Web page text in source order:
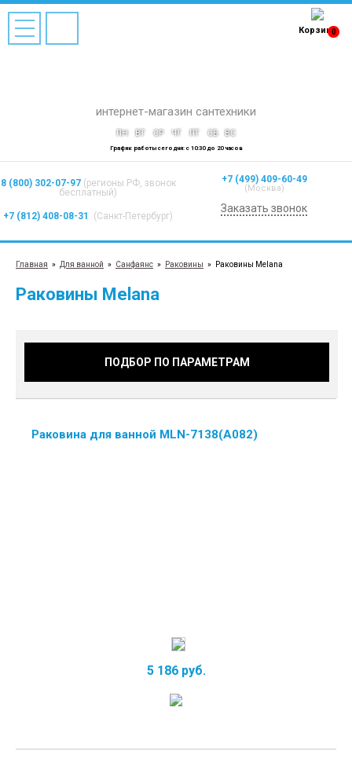
интернет-магазин сантехники
8 (800) 302-07-97 (регионы РФ, звонок
бесплатный)
+7 (499) 409-60-49
(Москва)
+7 (812) 408-08-31 (Санкт-Петербург)
Заказать звонок
ПН ВТ СР ЧТ ПТ СБ ВС
График работы сегодня: с 10:30 до 20 часов
0
Корзина
Главная » Для ванной » Санфаянс » Раковины » Раковины Melana
Раковины Melana
ПОДБОР ПО ПАРАМЕТРАМ
Раковина для ванной MLN-7138(А082)
5 186 руб.